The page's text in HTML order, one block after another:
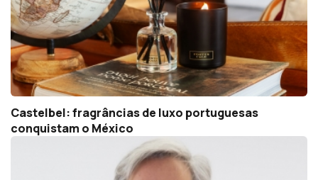
Castelbel: fragrâncias de luxo portuguesas
conquistam o México